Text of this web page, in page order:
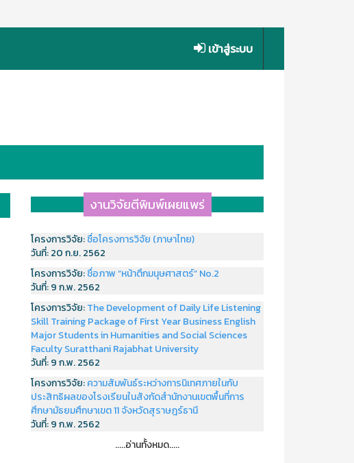
เข้าสู่ระบบ
งานวิจัยตีพิมพ์เผยแพร่
โครงการวิจัย:ชื่อโครงการวิจัย (ภาษาไทย)
วันที่:20 ก.ย. 2562
โครงการวิจัย:ชื่อภาพ “หน้าตึกมนุษศาสตร์” No.2
วันที่:9 ก.พ. 2562
โครงการวิจัย:The Development of Daily Life Listening
Skill Training Package of First Year Business English
Major Students in Humanities and Social Sciences
Faculty Suratthani Rajabhat University
วันที่:9 ก.พ. 2562
โครงการวิจัย:ความสัมพันธ์ระหว่างการนิเทศภายในกับ
ประสิทธิผลของโรงเรียนในสังกัดสำนักงานเขตพื้นที่การ
ศึกษามัธยมศึกษาเขต 11 จังหวัดสุราษฎร์ธานี
วันที่:9 ก.พ. 2562
.....อ่านทั้งหมด.....